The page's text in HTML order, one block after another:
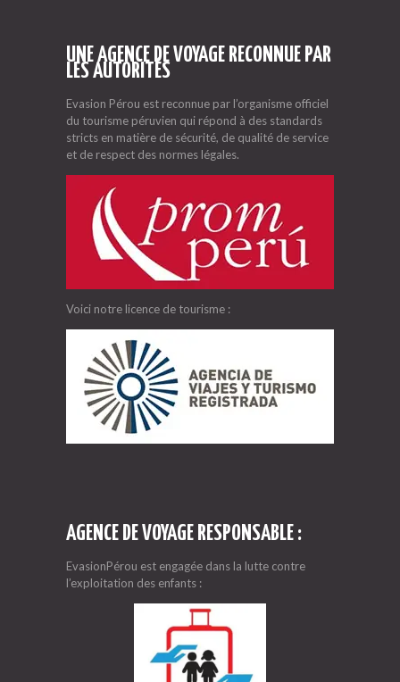
UNE AGENCE DE VOYAGE RECONNUE PAR
LES AUTORITÉS
Evasion Pérou est reconnue par l’organisme officiel
du tourisme péruvien qui répond à des standards
stricts en matière de sécurité, de qualité de service
et de respect des normes légales.
Voici notre licence de tourisme :
AGENCE DE VOYAGE RESPONSABLE :
EvasionPérou est engagée dans la lutte contre
l’exploitation des enfants :